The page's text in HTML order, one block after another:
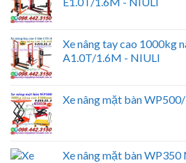
Xe nâng tay cao 1000kg
A1.0T/1.6M - NIULI
Xe nâng mặt bàn
Xe nâng mặt bàn WP350